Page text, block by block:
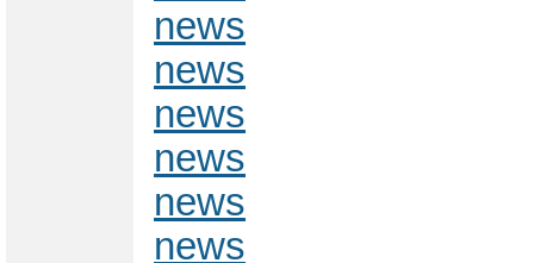
news
news
news
news
news
news